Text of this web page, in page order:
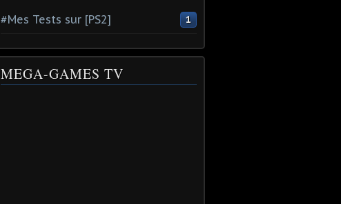
#Mes Tests sur [PS2] 1
MEGA-GAMES TV